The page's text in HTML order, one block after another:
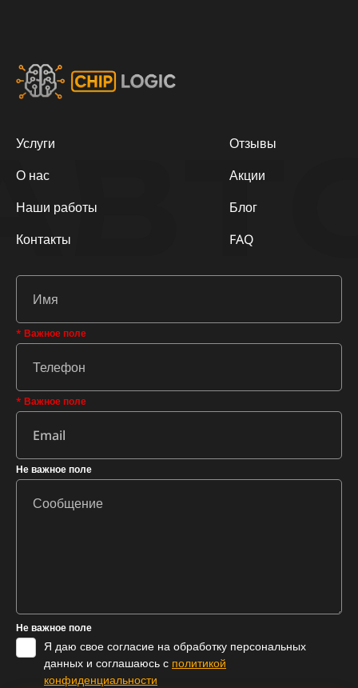
Услуги
О нас
Наши работы
Контакты
Отзывы
Акции
Блог
FAQ
* Важное поле
* Важное поле
Не важное поле
Не важное поле
Я даю свое согласие на обработку персональных
данных и соглашаюсь с политикой
конфиденциальности